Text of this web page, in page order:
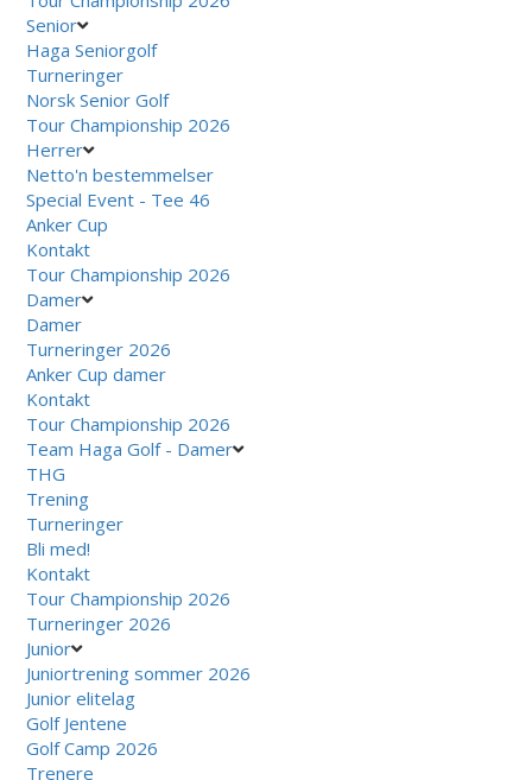
Senior
Haga Seniorgolf
Turneringer
Norsk Senior Golf
Tour Championship 2026
Herrer
Netto'n bestemmelser
Special Event - Tee 46
Anker Cup
Kontakt
Tour Championship 2026
Damer
Damer
Turneringer 2026
Anker Cup damer
Kontakt
Tour Championship 2026
Team Haga Golf - Damer
THG
Trening
Turneringer
Bli med!
Kontakt
Tour Championship 2026
Turneringer 2026
Junior
Juniortrening sommer 2026
Junior elitelag
Golf Jentene
Golf Camp 2026
Trenere